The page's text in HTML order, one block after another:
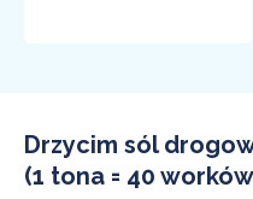
Drzycim sól
(1 tona = 40